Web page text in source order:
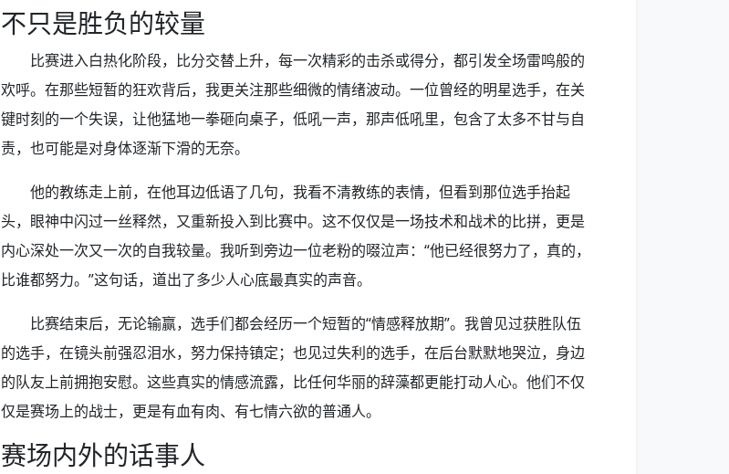
不只是胜负的较量
比赛进入白热化阶段，比分交替上升，每一次精彩的击杀或得分，都引发全场雷鸣般的
欢呼。在那些短暂的狂欢背后，我更关注那些细微的情绪波动。一位曾经的明星选手，在关
键时刻的一个失误，让他猛地一拳砸向桌子，低吼一声，那声低吼里，包含了太多不甘与自
责，也可能是对身体逐渐下滑的无奈。
他的教练走上前，在他耳边低语了几句，我看不清教练的表情，但看到那位选手抬起
头，眼神中闪过一丝释然，又重新投入到比赛中。这不仅仅是一场技术和战术的比拼，更是
内心深处一次又一次的自我较量。我听到旁边一位老粉的啜泣声：“他已经很努力了，真的，
比谁都努力。”这句话，道出了多少人心底最真实的声音。
比赛结束后，无论输赢，选手们都会经历一个短暂的“情感释放期”。我曾见过获胜队伍
的选手，在镜头前强忍泪水，努力保持镇定；也见过失利的选手，在后台默默地哭泣，身边
的队友上前拥抱安慰。这些真实的情感流露，比任何华丽的辞藻都更能打动人心。他们不仅
仅是赛场上的战士，更是有血有肉、有七情六欲的普通人。
赛场内外的话事人